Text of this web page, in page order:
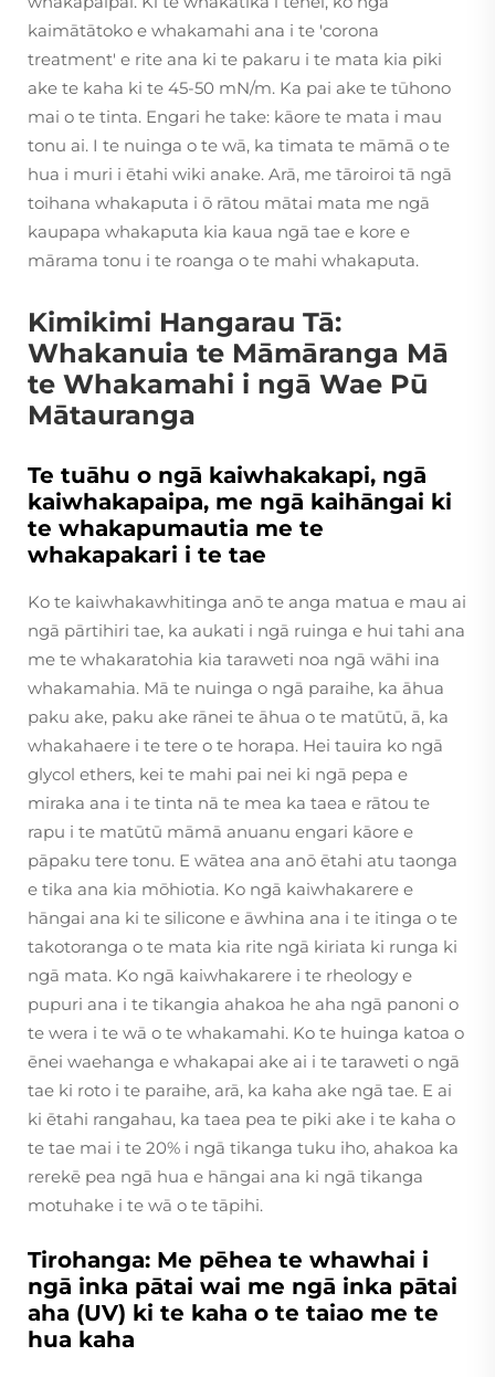
kaimātātoko e whakamahi ana i te 'corona
treatment' e rite ana ki te pakaru i te mata kia piki
ake te kaha ki te 45-50 mN/m. Ka pai ake te tūhono
mai o te tinta. Engari he take: kāore te mata i mau
tonu ai. I te nuinga o te wā, ka timata te māmā o te
hua i muri i ētahi wiki anake. Arā, me tāroiroi tā ngā
toihana whakaputa i ō rātou mātai mata me ngā
kaupapa whakaputa kia kaua ngā tae e kore e
mārama tonu i te roanga o te mahi whakaputa.
Kimikimi Hangarau Tā:
Whakanuia te Māmāranga Mā
te Whakamahi i ngā Wae Pū
Mātauranga
Te tuāhu o ngā kaiwhakakapi, ngā
kaiwhakapaipa, me ngā kaihāngai ki
te whakapumautia me te
whakapakari i te tae
Ko te kaiwhakawhitinga anō te anga matua e mau ai
ngā pārtihiri tae, ka aukati i ngā ruinga e hui tahi ana
me te whakaratohia kia taraweti noa ngā wāhi ina
whakamahia. Mā te nuinga o ngā paraihe, ka āhua
paku ake, paku ake rānei te āhua o te matūtū, ā, ka
whakahaere i te tere o te horapa. Hei tauira ko ngā
glycol ethers, kei te mahi pai nei ki ngā pepa e
miraka ana i te tinta nā te mea ka taea e rātou te
rapu i te matūtū māmā anuanu engari kāore e
pāpaku tere tonu. E wātea ana anō ētahi atu taonga
e tika ana kia mōhiotia. Ko ngā kaiwhakarere e
hāngai ana ki te silicone e āwhina ana i te itinga o te
takotoranga o te mata kia rite ngā kiriata ki runga ki
ngā mata. Ko ngā kaiwhakarere i te rheology e
pupuri ana i te tikangia ahakoa he aha ngā panoni o
te wera i te wā o te whakamahi. Ko te huinga katoa o
ēnei waehanga e whakapai ake ai i te taraweti o ngā
tae ki roto i te paraihe, arā, ka kaha ake ngā tae. E ai
ki ētahi rangahau, ka taea pea te piki ake i te kaha o
te tae mai i te 20% i ngā tikanga tuku iho, ahakoa ka
rerekē pea ngā hua e hāngai ana ki ngā tikanga
motuhake i te wā o te tāpihi.
Tirohanga: Me pēhea te whawhai i
ngā inka pātai wai me ngā inka pātai
aha (UV) ki te kaha o te taiao me te
hua kaha